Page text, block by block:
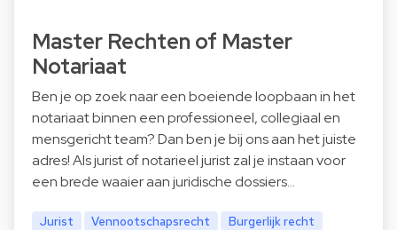
Master Rechten of Master
Notariaat
Ben je op zoek naar een boeiende loopbaan in het
notariaat binnen een professioneel, collegiaal en
mensgericht team? Dan ben je bij ons aan het juiste
adres! Als jurist of notarieel jurist zal je instaan voor
een brede waaier aan juridische dossiers…
Jurist Vennootschapsrecht
Burgerlijk recht